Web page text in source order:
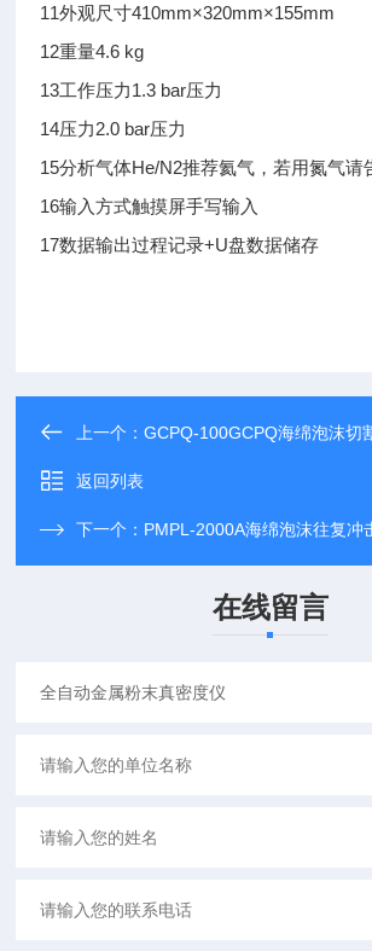
11外观尺寸410mm×320mm×155mm
12重量4.6 kg
13工作压力1.3 bar压力
14压力2.0 bar压力
15分析气体He/N2推荐氦气，若用氮气请
16输入方式触摸屏手写输入
17数据输出过程记录+U盘数据储存
上一个：GCPQ-100GCPQ海绵泡沫切
返回列表
下一个： PMPL-2000A海绵泡沫往复冲
在线留言